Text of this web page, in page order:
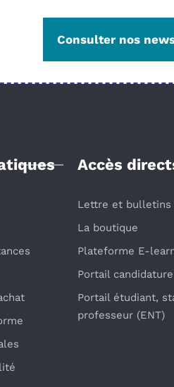
Consulter nos
Accès
Lettre et bulletins
La boutique
Plateforme E-
Portail
Portail étudiant,
professeur (ENT)